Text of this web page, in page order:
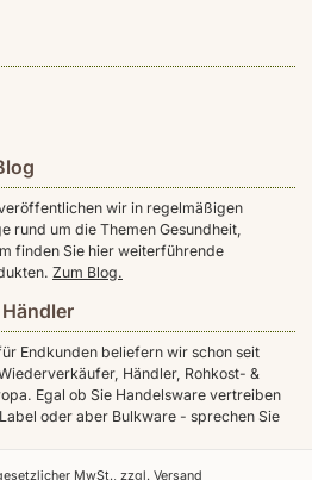
wir in regelmäßigen
rund um die Themen Gesundheit,
finden Sie hier weiterführende
Zum Blog.
Endkunden beliefern wir schon seit
Händler, Rohkost- &
Egal ob Sie Handelsware vertreiben
oder aber Bulkware - sprechen Sie
MwSt., zzgl. Versand